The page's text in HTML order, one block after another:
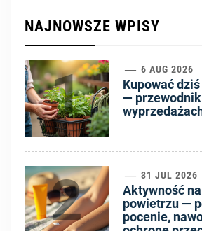
NAJNOWSZE WPISY
1 6 AUG 2026
Kupować
—
2 31 JUL 2026
Aktywność
powietrzu —
pocenie,